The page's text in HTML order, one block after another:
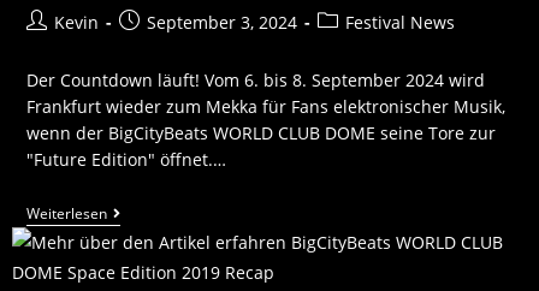
Kevin September 3, 2024 Festival News
Der Countdown läuft! Vom 6. bis 8. September 2024 wird
Frankfurt wieder zum Mekka für Fans elektronischer Musik,
wenn der BigCityBeats WORLD CLUB DOME seine Tore zur
"Future Edition" öffnet.…
Weiterlesen